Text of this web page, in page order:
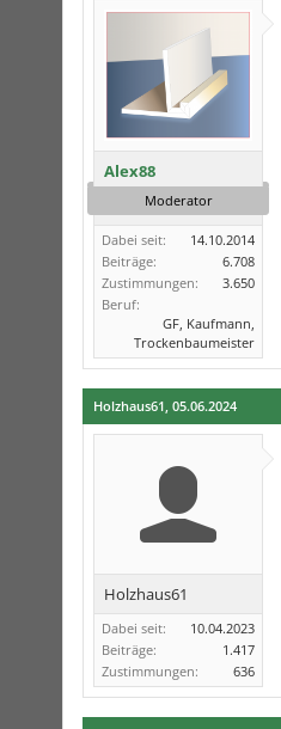
Alex88
Moderator
Dabei seit:
14.10.2014
Beiträge:
6.708
Zustimmungen:
3.650
Beruf:
GF, Kaufmann,
Trockenbaumeister
Holzhaus61, 05.06.2024
Holzhaus61
Dabei seit:
10.04.2023
Beiträge:
1.417
Zustimmungen:
636